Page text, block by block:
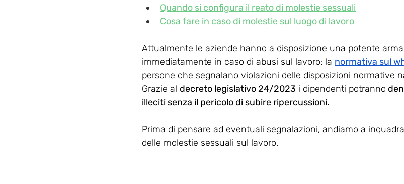
Quando si configura il reato di molestie sessuali
Cosa fare in caso di molestie sul luogo di lavoro
Attualmente le aziende hanno a disposizione una potente
immediatamente in caso di abusi sul lavoro: la normativa sul
persone che segnalano violazioni delle disposizioni normative
Grazie al decreto legislativo 24/2023 i dipendenti potranno
illeciti senza il pericolo di subire ripercussioni.
Prima di pensare ad eventuali segnalazioni, andiamo a
delle molestie sessuali sul lavoro.